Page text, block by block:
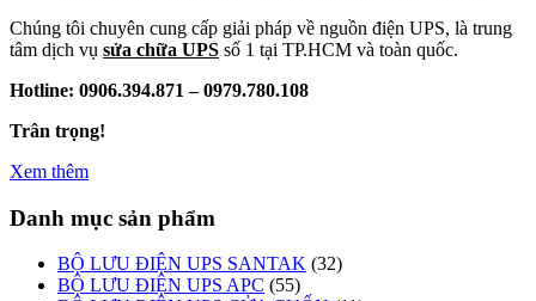
Chúng tôi chuyên cung cấp giải pháp về nguồn điện UPS, là trung
tâm dịch vụ sửa chữa UPS số 1 tại TP.HCM và toàn quốc.
Hotline: 0906.394.871 – 0979.780.108
Trân trọng!
Xem thêm
Danh mục sản phẩm
BỘ LƯU ĐIỆN UPS SANTAK (32)
BỘ LƯU ĐIỆN UPS APC (55)